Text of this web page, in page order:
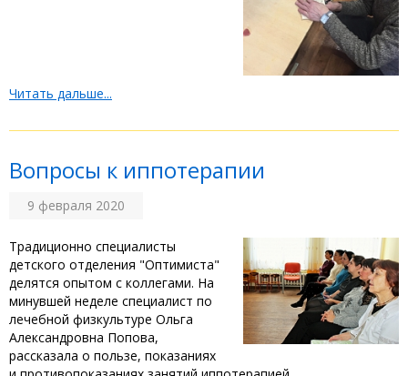
Читать дальше...
Вопросы к иппотерапии
9 февраля 2020
Традиционно специалисты
детского отделения "Оптимиста"
делятся опытом с коллегами. На
минувшей неделе специалист по
лечебной физкультуре Ольга
Александровна Попова,
рассказала о пользе, показаниях